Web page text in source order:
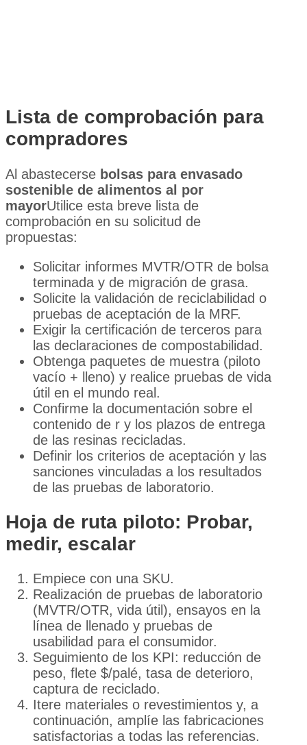
Lista de comprobación para
compradores
Al abastecerse bolsas para envasado
sostenible de alimentos al por
mayorUtilice esta breve lista de
comprobación en su solicitud de
propuestas:
Solicitar informes MVTR/OTR de bolsa
terminada y de migración de grasa.
Solicite la validación de reciclabilidad o
pruebas de aceptación de la MRF.
Exigir la certificación de terceros para
las declaraciones de compostabilidad.
Obtenga paquetes de muestra (piloto
vacío + lleno) y realice pruebas de vida
útil en el mundo real.
Confirme la documentación sobre el
contenido de r y los plazos de entrega
de las resinas recicladas.
Definir los criterios de aceptación y las
sanciones vinculadas a los resultados
de las pruebas de laboratorio.
Hoja de ruta piloto: Probar,
medir, escalar
Empiece con una SKU.
Realización de pruebas de laboratorio
(MVTR/OTR, vida útil), ensayos en la
línea de llenado y pruebas de
usabilidad para el consumidor.
Seguimiento de los KPI: reducción de
peso, flete $/palé, tasa de deterioro,
captura de reciclado.
Itere materiales o revestimientos y, a
continuación, amplíe las fabricaciones
satisfactorias a todas las referencias.